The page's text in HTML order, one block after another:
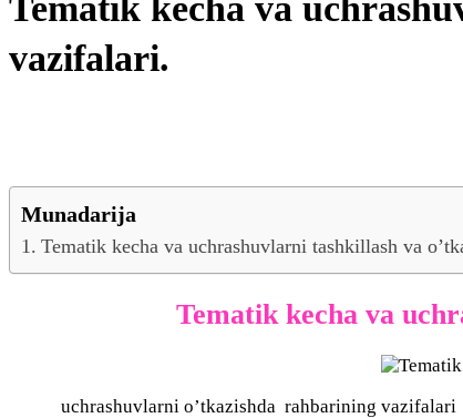
Tematik kecha va
vazifalari.
Munadarija
Tematik kecha va uchrashuvlarni tashkillash va
Tematik kecha va
uchrashuvlarni o’tkazishda rahbarining